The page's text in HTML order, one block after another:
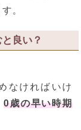
。
良い？
なければいけ
0歳の早い時期